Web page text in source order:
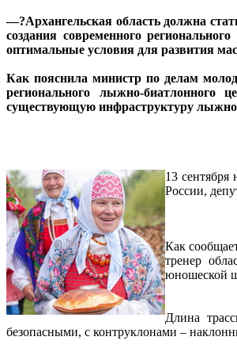
—?Архангельская область должна
создания современного
оптимальные условия для развития
Как пояснила министр по делам
регионального лыжно-биатлонного
существующую инфраструктуру
13
России,
Как
тренер
юношеской
Длина
безопасными, с контруклонами –